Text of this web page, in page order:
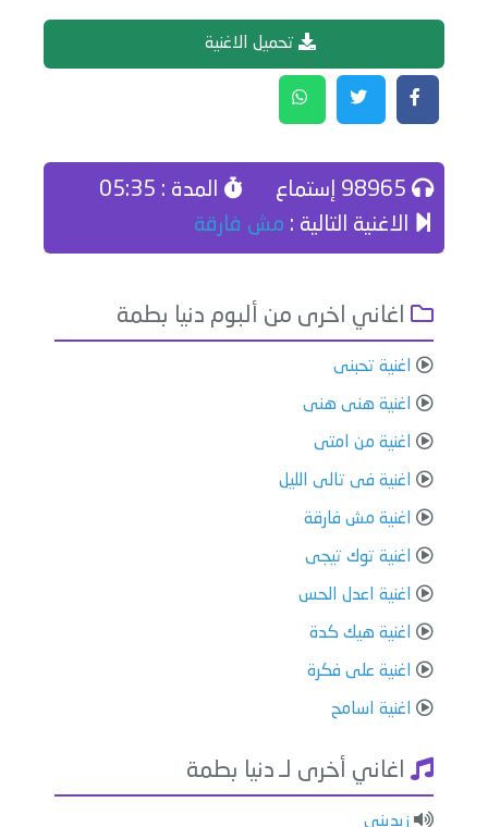
تحميل الاغنية
المدة : 05:35
الاغنية التالية : مش فارقة
اغاني اخرى من ألبوم دنيا بطمة
اغنية تحبنى
اغنية هنى هنى
اغنية من امتى
اغنية فى تالى الليل
اغنية مش فارقة
اغنية توك تيجى
اغنية اعدل الحس
اغنية هيك كدة
اغنية على فكرة
اغنية اسامح
اغاني أخرى لـ دنيا بطمة
زيديني